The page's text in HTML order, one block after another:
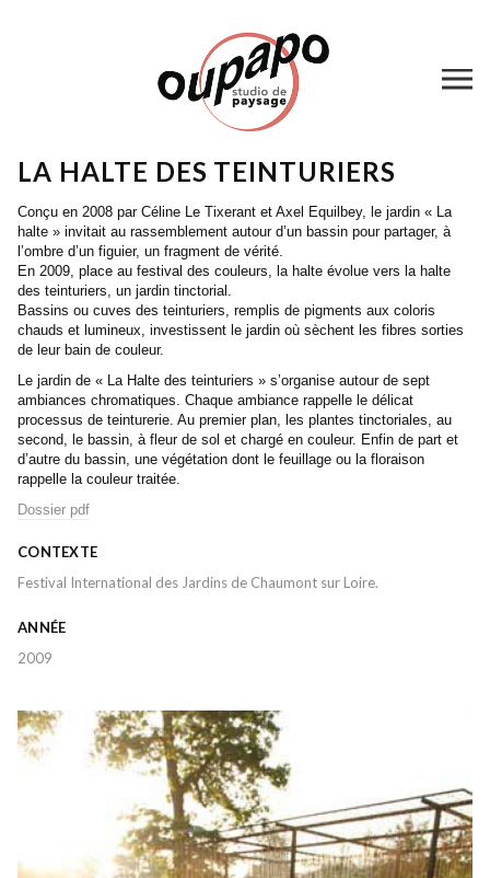
LA HALTE DES TEINTURIERS
Conçu en 2008 par Céline Le Tixerant et Axel Equilbey, le jardin « La
halte » invitait au rassemblement autour d’un bassin pour partager, à
l’ombre d’un figuier, un fragment de vérité.
En 2009, place au festival des couleurs, la halte évolue vers la halte
des teinturiers, un jardin tinctorial.
Bassins ou cuves des teinturiers, remplis de pigments aux coloris
chauds et lumineux, investissent le jardin où sèchent les fibres sorties
de leur bain de couleur.
Le jardin de « La Halte des teinturiers » s’organise autour de sept
ambiances chromatiques. Chaque ambiance rappelle le délicat
processus de teinturerie. Au premier plan, les plantes tinctoriales, au
second, le bassin, à fleur de sol et chargé en couleur. Enfin de part et
d’autre du bassin, une végétation dont le feuillage ou la floraison
rappelle la couleur traitée.
Dossier pdf
CONTEXTE
Festival International des Jardins de Chaumont sur Loire.
ANNÉE
2009